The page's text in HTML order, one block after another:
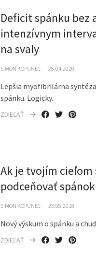
Deficit spánku bez
intenzívnym
na svaly
SIMON KOPUNEC 25.04.2020
Lepšia myofibrilárna
spánku. Logicky.
ZDIEĽAŤ
Ak je tvojím cieľom
podceňovať
SIMON KOPUNEC 23.05.2018
Nový výskum o spánku a
ZDIEĽAŤ